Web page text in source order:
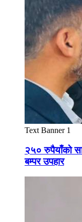
Text Banner 1
२५० रुपैयाँको
बम्पर उपहार